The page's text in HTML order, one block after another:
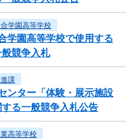
学園高等学校
学園高等学校で使用する
競争入札
課
ンター「体験・展示施設
る一般競争入札公告
高等学校